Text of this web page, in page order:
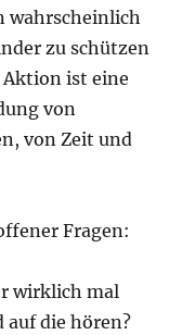
wahrscheinlich
zu schützen
Aktion ist eine
von
von Zeit und
Fragen:
wirklich mal
auf die hören?